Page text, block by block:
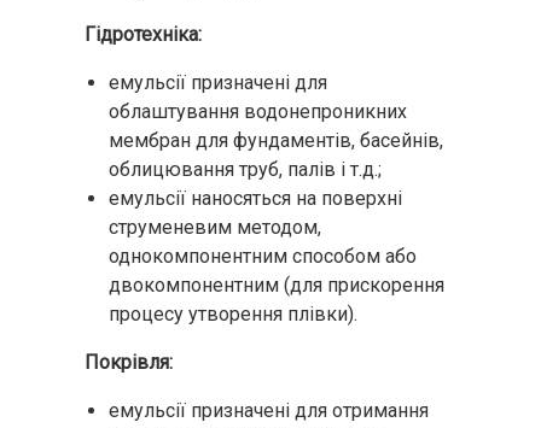
Гідротехніка:
емульсії призначені для
облаштування водонепроникних
мембран для фундаментів, басейнів,
облицювання труб, палів і т.д.;
емульсії наносяться на поверхні
струменевим методом,
однокомпонентним способом або
двокомпонентним (для прискорення
процесу утворення плівки).
Покрівля:
емульсії призначені для отримання